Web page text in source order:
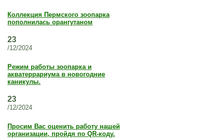
Коллекция Пермского зоопарка
пополнилась орангутаном
23
/12/2024
Режим работы зоопарка и
акватеррариума в новогодние
каникулы.
23
/12/2024
Просим Вас оценить работу нашей
организации, пройдя по QR-коду.